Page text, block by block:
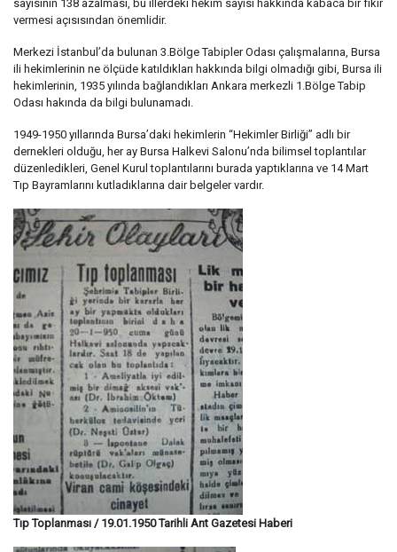
sayısının 138 azalması, bu illerdeki hekim sayısı hakkında kabaca bir fikir
vermesi açısısından önemlidir.
Merkezi İstanbul’da bulunan 3.Bölge Tabipler Odası çalışmalarına, Bursa
ili hekimlerinin ne ölçüde katıldıkları hakkında bilgi olmadığı gibi, Bursa ili
hekimlerinin, 1935 yılında bağlandıkları Ankara merkezli 1.Bölge Tabip
Odası hakında da bilgi bulunamadı.
1949-1950 yıllarında Bursa’daki hekimlerin “Hekimler Birliği” adlı bir
dernekleri olduğu, her ay Bursa Halkevi Salonu’nda bilimsel toplantılar
düzenledikleri, Genel Kurul toplantılarını burada yaptıklarına ve 14 Mart
Tıp Bayramlarını kutladıklarına dair belgeler vardır.
Tıp Toplanması / 19.01.1950 Tarihli Ant Gazetesi Haberi